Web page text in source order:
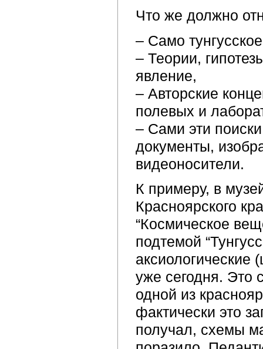
Что же должно
– Само
– Теории,
явление,
– Авторские
полевых и
– Сами эти
документы,
видеоносители.
К примеру, в
Красноярского
“Космическое
подтемой
аксиологические
уже сегодня. Это
одной из
фактически это
получал, схемы